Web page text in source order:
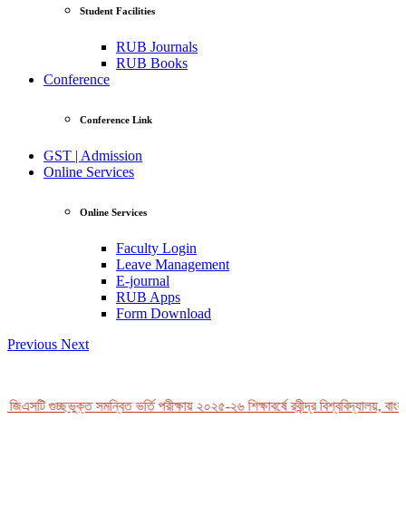
Student Facilities
RUB Journals
RUB Books
Conference
Conference Link
GST | Admission
Online Services
Online Services
Faculty Login
Leave Management
E-journal
RUB Apps
Form Download
Previous Next
গুচ্ছভুক্ত সমন্বিত ভর্তি পরীক্ষায় ২০২৫-২৬ শিক্ষাবর্ষে রবীন্দ্র বিশ্ববিদ্যালয়,